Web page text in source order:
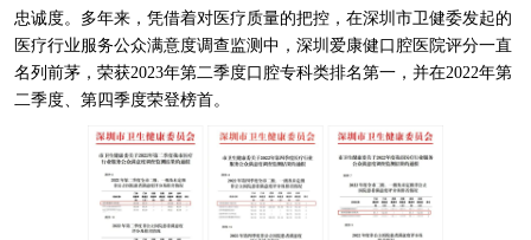
忠诚度。多年来，凭借着对医疗质量的把控，在深圳市卫健委发起的
医疗行业服务公众满意度调查监测中，深圳爱康健口腔医院评分一直
名列前茅，荣获2023年第二季度口腔专科类排名第一，并在2022年第
二季度、第四季度荣登榜首。